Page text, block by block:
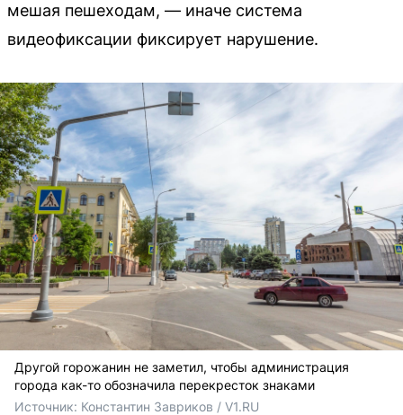
мешая пешеходам, — иначе система
видеофиксации фиксирует нарушение.
Другой горожанин не заметил, чтобы администрация
города как-то обозначила перекресток знаками
Источник: Константин Завриков / V1.RU